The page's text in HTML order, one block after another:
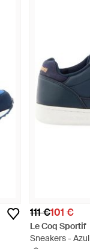
111 €101 €
Le Coq Sportif
Sneakers - Azul